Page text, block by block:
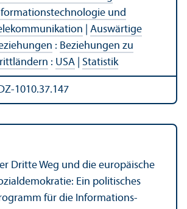
und
Auswärtige
: Beziehungen zu
: USA Statistik
1010.37.147
Dritte Weg und die europäische
Ein politisches
für die Informations­